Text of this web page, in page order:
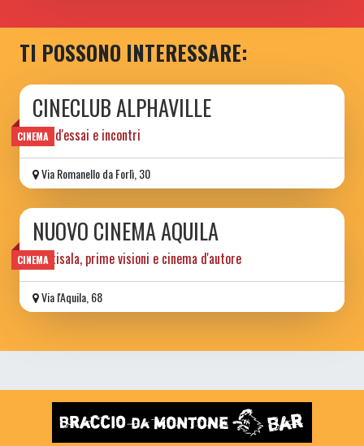
TI POSSONO INTERESSARE:
CINEMA
CINECLUB ALPHAVILLE
film d'essai e incontri
Via Romanello da Forlì, 30
CINEMA
NUOVO CINEMA AQUILA
multisala, prime visioni e cinema d'autore
Via l'Aquila, 68